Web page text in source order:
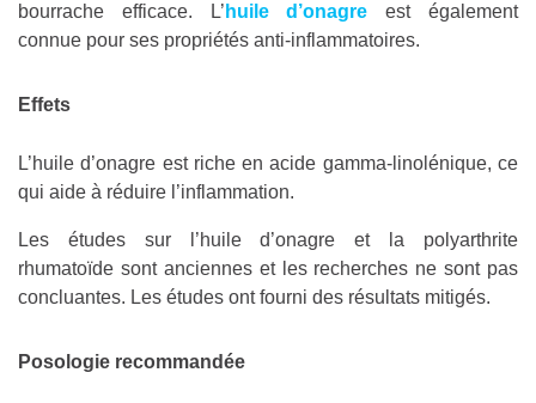
bourrache efficace. L’ huile d’onagre est également
connue pour ses propriétés anti-inflammatoires.
Effets
L’huile d’onagre est riche en acide gamma-linolénique, ce
qui aide à réduire l’inflammation.
Les études sur l’huile d’onagre et la polyarthrite
rhumatoïde sont anciennes et les recherches ne sont pas
concluantes. Les études ont fourni des résultats mitigés.
Posologie recommandée